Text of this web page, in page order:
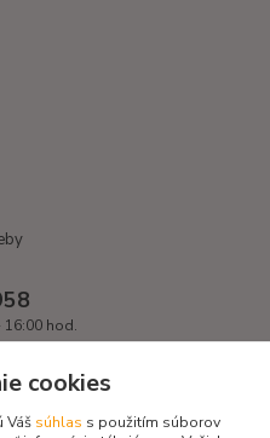
16:00 hod.
cookies
Váš súhlas s použitím súborov